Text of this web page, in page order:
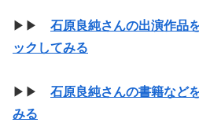
▶▶ 石原良純さんの出演作品
ックしてみる
▶▶ 石原良純さんの書籍など
みる